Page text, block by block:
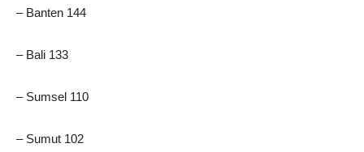
– Banten 144
– Bali 133
– Sumsel 110
– Sumut 102